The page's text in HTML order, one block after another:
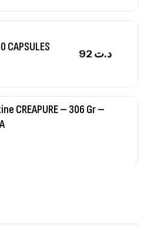
CAPSULES
د.ت
CREAPURE – 306 Gr –